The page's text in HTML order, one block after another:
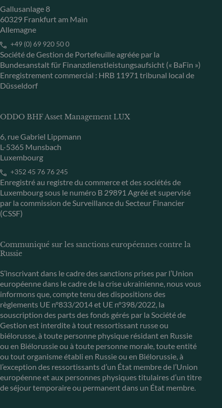
Gallusanlage 8
60329 Frankfurt am Main
Allemagne
+49 (0) 69 920 50 0
Société de Gestion de Portefeuille agréée par la
Bundesanstalt für Finanzdienstleistungsaufsicht (« BaFin »)
Enregistrement commercial : HRB 11971 tribunal local de
Düsseldorf
ODDO BHF Asset Management LUX
6, rue Gabriel Lippmann
L-5365 Munsbach
Luxembourg
+352 45 76 76 245
Enregistré au registre du commerce et des sociétés de
Luxembourg sous le numéro B 29891 Agréé et supervisé
par la commission de Surveillance du Secteur Financier
(CSSF)
Communiqué sur les sanctions européennes contre la
Russie
S’inscrivant dans le cadre des sanctions prises par l’Union
européenne dans le cadre de la crise ukrainienne, nous vous
informons que, compte tenu des dispositions des
règlements UE n°833/2014 et UE n°398/2022, la
souscription des parts des fonds gérés par la Société de
Gestion est interdite à tout ressortissant russe ou
biélorusse, à toute personne physique résidant en Russie
ou en Biélorussie ou à toute personne morale, toute entité
ou tout organisme établi en Russie ou en Biélorussie, à
l’exception des ressortissants d’un État membre de l’Union
européenne et aux personnes physiques titulaires d’un titre
de séjour temporaire ou permanent dans un État membre.